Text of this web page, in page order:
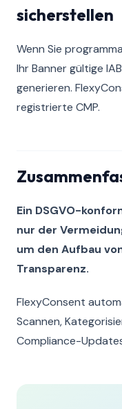
sicherstellen
Wenn Sie
Ihr Banner gültige
generieren.
registrierte CMP.
Ein DSGVO-
nur der
um den Aufbau
Transparenz.
FlexyConsent
Scannen,
Compliance-